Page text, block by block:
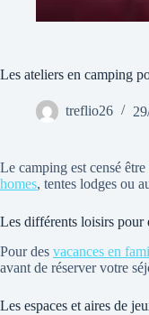
Les ateliers en camping
treflio26
Le camping est censé
homes, tentes lodges ou
Les différents loisirs pour
Pour des vacances en
avant de réserver votre
Les espaces et aires de